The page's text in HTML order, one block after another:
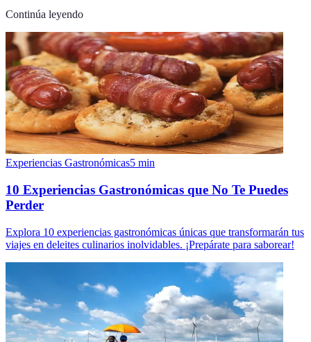
Continúa leyendo
Experiencias Gastronómicas5 min
10 Experiencias Gastronómicas que No Te Puedes
Perder
Explora 10 experiencias gastronómicas únicas que transformarán tus
viajes en deleites culinarios inolvidables. ¡Prepárate para saborear!